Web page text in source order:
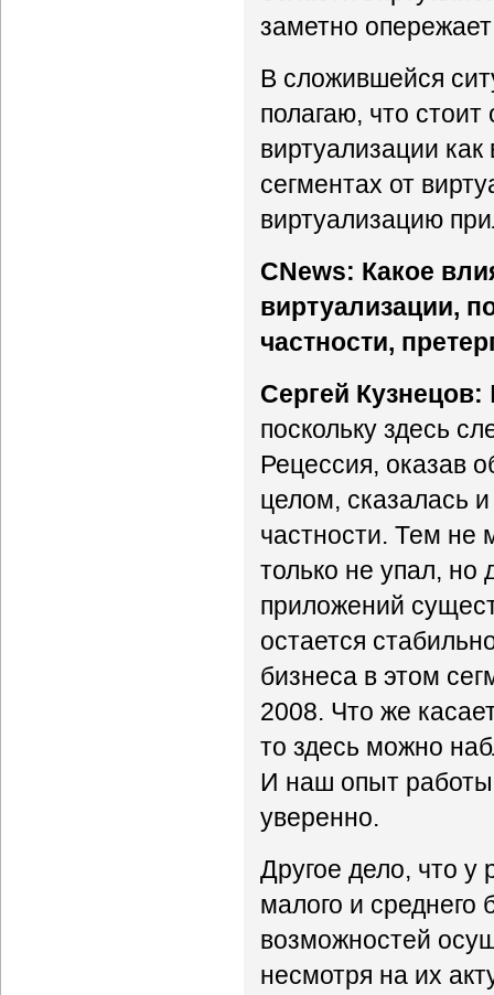
заметно
В сложившейся
полагаю, что
виртуализации
сегментах от
виртуализацию
CNews: Какое
виртуализации,
частности,
Сергей Кузнецов:
поскольку здесь
Рецессия, оказав
целом, сказалась
частности. Тем не
только не упал, но
приложений
остается
бизнеса в этом
2008. Что же
то здесь можно
И наш опыт работы
уверенно.
Другое дело, что у
малого и
возможностей
несмотря на их